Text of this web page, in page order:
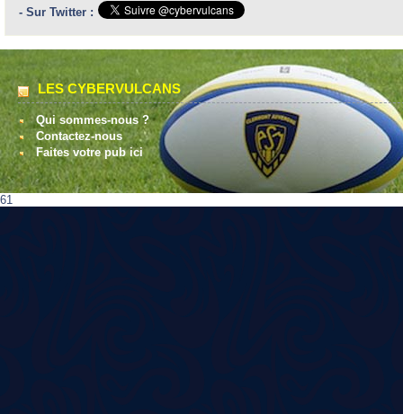
- Sur Twitter :
LES CYBERVULCANS
Qui sommes-nous ?
Contactez-nous
Faites votre pub ici
61